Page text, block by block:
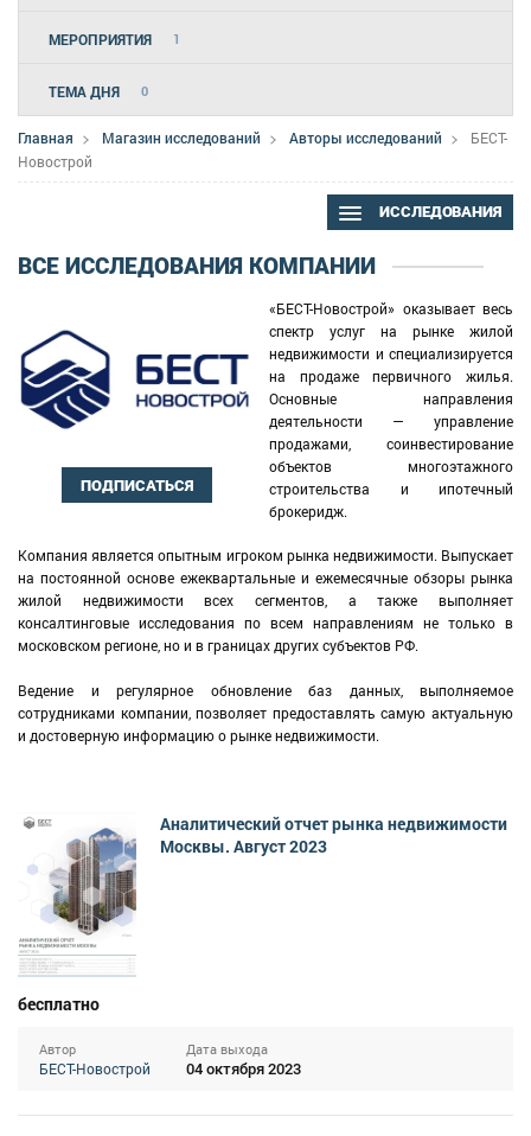
МЕРОПРИЯТИЯ 1
ТЕМА ДНЯ 0
Главная Магазин исследований Авторы исследований
БЕСТ-
Новострой
ИССЛЕДОВАНИЯ
ВСЕ ИССЛЕДОВАНИЯ КОМПАНИИ
ПОДПИСАТЬСЯ
«БЕСТ-Новострой» оказывает весь
спектр услуг на рынке жилой
недвижимости и специализируется
на продаже первичного жилья.
Основные направления
деятельности — управление
продажами, соинвестирование
объектов многоэтажного
строительства и ипотечный
брокеридж.
Компания является опытным игроком рынка недвижимости. Выпускает
на постоянной основе ежеквартальные и ежемесячные обзоры рынка
жилой недвижимости всех сегментов, а также выполняет
консалтинговые исследования по всем направлениям не только в
московском регионе, но и в границах других субъектов РФ.
Ведение и регулярное обновление баз данных, выполняемое
сотрудниками компании, позволяет предоставлять самую актуальную
и достоверную информацию о рынке недвижимости.
Аналитический отчет рынка недвижимости
Москвы. Август 2023
бесплатно
Автор
БЕСТ-Новострой
Дата выхода
04 октября 2023